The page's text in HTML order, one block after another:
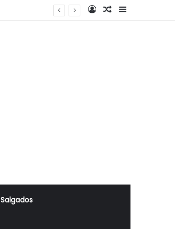
Log InArtigo Aleatório
Sidebar
Salgados